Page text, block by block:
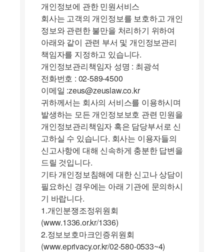
개인정보에 관한 민원서비스
회사는 고객의 개인정보를 보호하고 개인
정보와 관련한 불만을 처리하기 위하여
아래와 같이 관련 부서 및 개인정보관리
책임자를 지정하고 있습니다.
개인정보관리책임자 성명 : 최광석
전화번호 : 02-589-4500
이메일 :zeus@zeuslaw.co.kr
귀하께서는 회사의 서비스를 이용하시며
발생하는 모든 개인정보보호 관련 민원을
개인정보관리책임자 혹은 담당부서로 신
고하실 수 있습니다. 회사는 이용자들의
신고사항에 대해 신속하게 충분한 답변을
드릴 것입니다.
기타 개인정보침해에 대한 신고나 상담이
필요하신 경우에는 아래 기관에 문의하시
기 바랍니다.
1.개인분쟁조정위원회
(www.1336.or.kr/1336)
2.정보보호마크인증위원회
(www.eprivacy.or.kr/02-580-0533~4)